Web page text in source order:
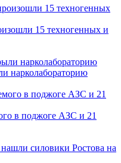
15 техногенных и
нарколабораторию
в поджоге АЗС и 21